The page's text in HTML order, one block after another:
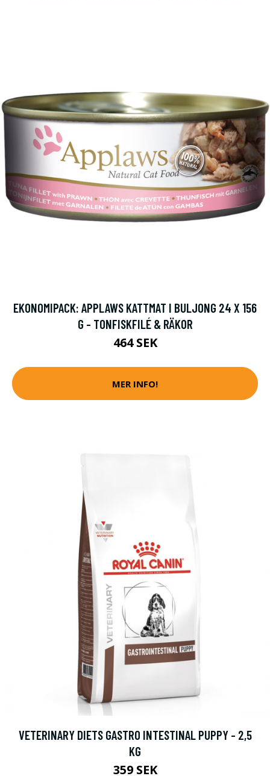
EKONOMIPACK: APPLAWS KATTMAT I BULJONG 24 X 156
G - TONFISKFILÉ & RÄKOR
464 SEK
MER INFO!
VETERINARY DIETS GASTRO INTESTINAL PUPPY - 2,5
KG
359 SEK